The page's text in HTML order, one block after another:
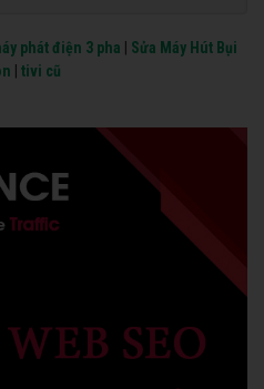
phát điện 3 pha
Sửa Máy Hút Bụi
tivi cũ